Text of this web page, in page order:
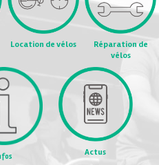
Location de vélos
Réparation de
vélos
Actus